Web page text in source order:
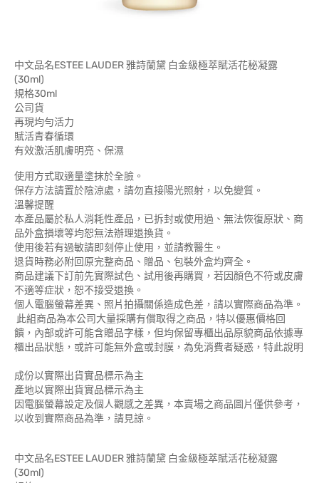
中文品名ESTEE LAUDER 雅詩蘭黛 白金級極萃賦活花秘凝露
(30ml)
規格30ml
公司貨
再現均勻活力
賦活青春循環
有效激活肌膚明亮、保濕
使用方式取適量塗抹於全臉。
保存方法請置於陰涼處，請勿直接陽光照射，以免變質。
溫馨提醒
本產品屬於私人消耗性產品，已拆封或使用過、無法恢復原狀、商
品外盒損壞等均恕無法辦理退換貨。
使用後若有過敏請即刻停止使用，並請教醫生。
退貨時務必附回原完整商品、贈品、包裝外盒均齊全。
商品建議下訂前先實際試色、試用後再購買，若因顏色不符或皮膚
不適等症狀，恕不接受退換。
個人電腦螢幕差異、照片拍攝關係造成色差，請以實際商品為準。
此組商品為本公司大量採購有償取得之商品，特以優惠價格回
饋，內部或許可能含贈品字樣，但均保留專櫃出品原貌商品依據專
櫃出品狀態，或許可能無外盒或封膜，為免消費者疑惑，特此說明
成份以實際出貨實品標示為主
產地以實際出貨實品標示為主
因電腦螢幕設定及個人觀感之差異，本賣場之商品圖片僅供參考，
以收到實際商品為準，請見諒。
中文品名ESTEE LAUDER 雅詩蘭黛 白金級極萃賦活花秘凝露
(30ml)